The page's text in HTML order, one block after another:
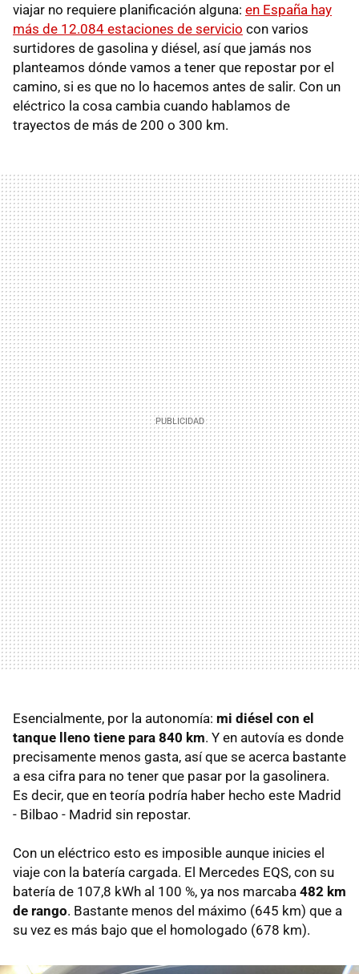
viajar no requiere planificación alguna: en España hay
más de 12.084 estaciones de servicio con varios
surtidores de gasolina y diésel, así que jamás nos
planteamos dónde vamos a tener que repostar por el
camino, si es que no lo hacemos antes de salir. Con un
eléctrico la cosa cambia cuando hablamos de
trayectos de más de 200 o 300 km.
Esencialmente, por la autonomía: mi diésel con el
tanque lleno tiene para 840 km. Y en autovía es donde
precisamente menos gasta, así que se acerca bastante
a esa cifra para no tener que pasar por la gasolinera.
Es decir, que en teoría podría haber hecho este Madrid
- Bilbao - Madrid sin repostar.
Con un eléctrico esto es imposible aunque inicies el
viaje con la batería cargada. El Mercedes EQS, con su
batería de 107,8 kWh al 100 %, ya nos marcaba 482 km
de rango. Bastante menos del máximo (645 km) que a
su vez es más bajo que el homologado (678 km).